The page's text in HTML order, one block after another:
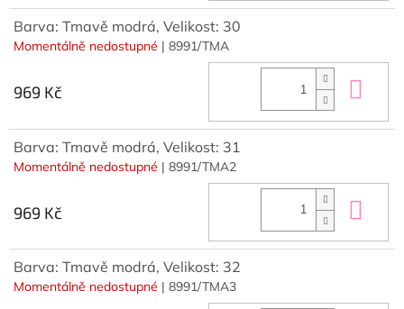
Barva: Tmavě modrá, Velikost: 30
Momentálně nedostupné | 8991/TMA
969 Kč
Barva: Tmavě modrá, Velikost: 31
Momentálně nedostupné | 8991/TMA2
969 Kč
Barva: Tmavě modrá, Velikost: 32
Momentálně nedostupné | 8991/TMA3